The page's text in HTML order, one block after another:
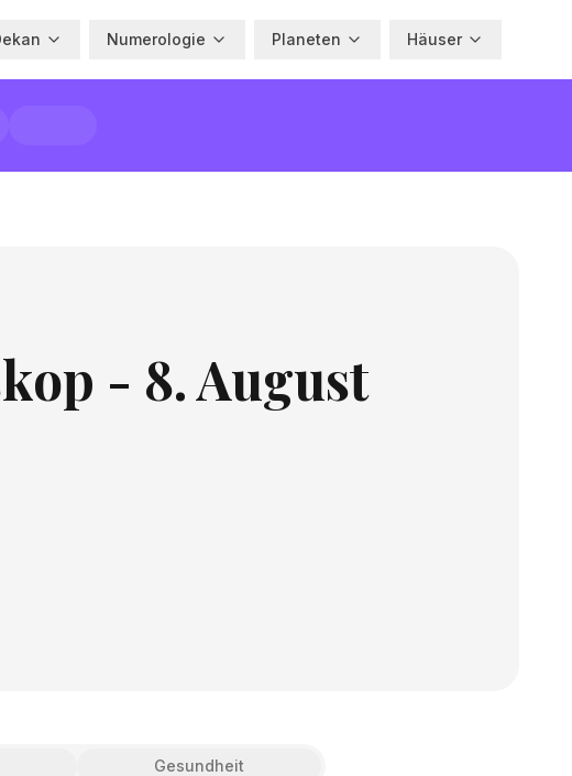
Numerologie Planeten Häuser
- 8. August
Gesundheit